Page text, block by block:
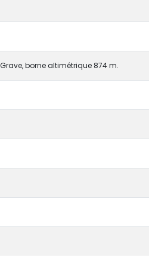
borne altimétrique 874 m.